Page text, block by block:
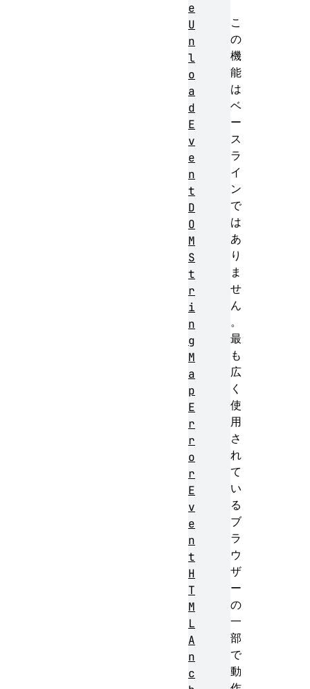
こ
の
機
能
は
ベ
ー
ス
ラ
イ
ン
で
は
あ
り
ま
せ
ん
。
最
も
広
く
使
用
さ
れ
て
い
る
ブ
ラ
ウ
ザ
ー
の
一
部
で
動
e
U
n
l
o
a
d
E
v
e
n
t
D
O
M
S
t
r
i
n
g
M
a
p
E
r
r
o
r
E
v
e
n
t
H
T
M
L
A
n
c